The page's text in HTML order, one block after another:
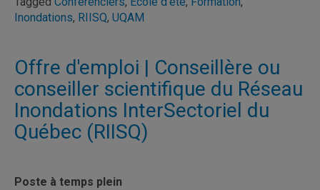
Inondations, RIISQ, UQAM
Offre d'emploi | Conseillère ou
conseiller scientifique du Réseau
Inondations InterSectoriel du
Québec (RIISQ)
Poste à temps plein